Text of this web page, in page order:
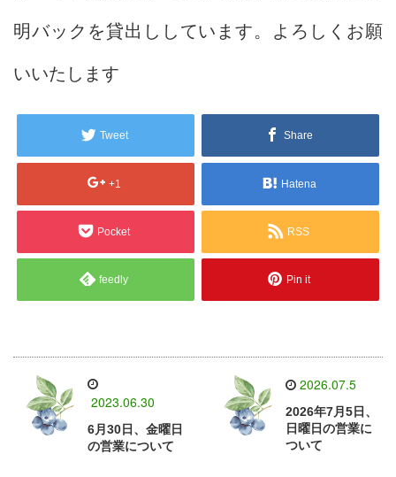
明バックを貸出ししています。よろしくお願
いいたします
Tweet Share
+1 Hatena
Pocket RSS
feedly Pin it
2023.06.30
6月30日、金曜日
の営業について
2026.07.5
2026年7月5日、
日曜日の営業に
ついて